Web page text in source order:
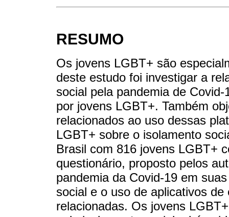
RESUMO
Os jovens LGBT+ são
deste estudo foi investigar a
social pela pandemia de
por jovens LGBT+. Também
relacionados ao uso dessas
LGBT+ sobre o isolamento
Brasil com 816 jovens LGBT+
questionário, proposto pelos
pandemia da Covid-19 em
social e o uso de aplicativos
relacionadas. Os jovens